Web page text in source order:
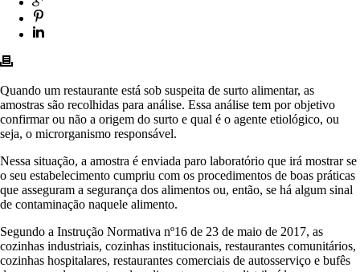
Quando um restaurante está sob suspeita de surto alimentar, as
amostras são recolhidas para análise. Essa análise tem por objetivo
confirmar ou não a origem do surto e qual é o agente etiológico, ou
seja, o microrganismo responsável.
Nessa situação, a amostra é enviada paro laboratório que irá mostrar se
o seu estabelecimento cumpriu com os procedimentos de boas práticas
que asseguram a segurança dos alimentos ou, então, se há algum sinal
de contaminação naquele alimento.
Segundo a Instrução Normativa nº16 de 23 de maio de 2017, as
cozinhas industriais, cozinhas institucionais, restaurantes comunitários,
cozinhas hospitalares, restaurantes comerciais de autosserviço e bufês